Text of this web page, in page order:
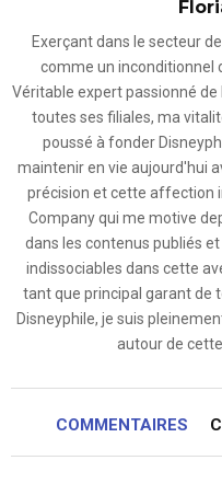
Exerçant dans le secteur
comme un inconditionnel
Véritable expert passionné de
toutes ses filiales, ma
poussé à fonder
maintenir en vie aujourd'hui
précision et cette affection
Company qui me motive
dans les contenus publiés
indissociables dans cette
tant que principal garant de
Disneyphile, je suis
autour de
COMMENTAIRES